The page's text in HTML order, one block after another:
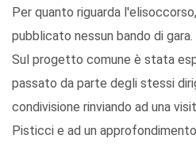
Per quanto riguarda
pubblicato nessun bando di gara.
Sul progetto comune è stata
passato da parte degli stessi
condivisione rinviando ad una
Pisticci e ad un